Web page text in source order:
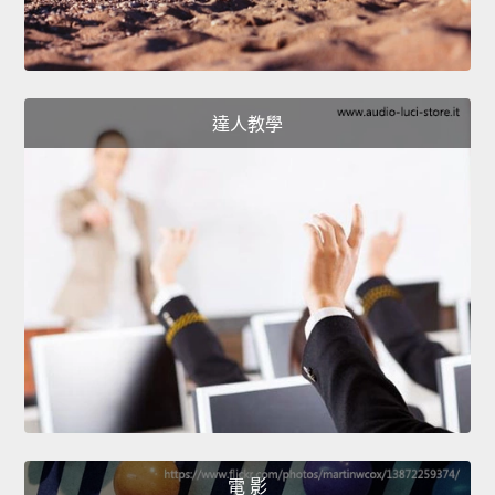
達人教學
電 影